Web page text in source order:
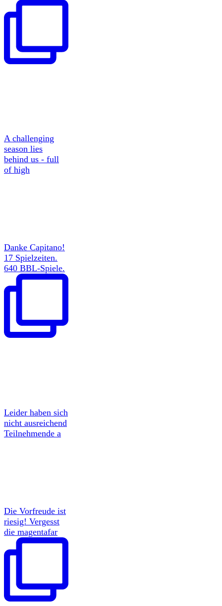
A challenging
season lies
behind us - full
of high
Danke Capitano!
17 Spielzeiten.
640 BBL-Spiele.
Leider haben sich
nicht ausreichend
Teilnehmende a
Die Vorfreude ist
riesig! Vergesst
die magentafar